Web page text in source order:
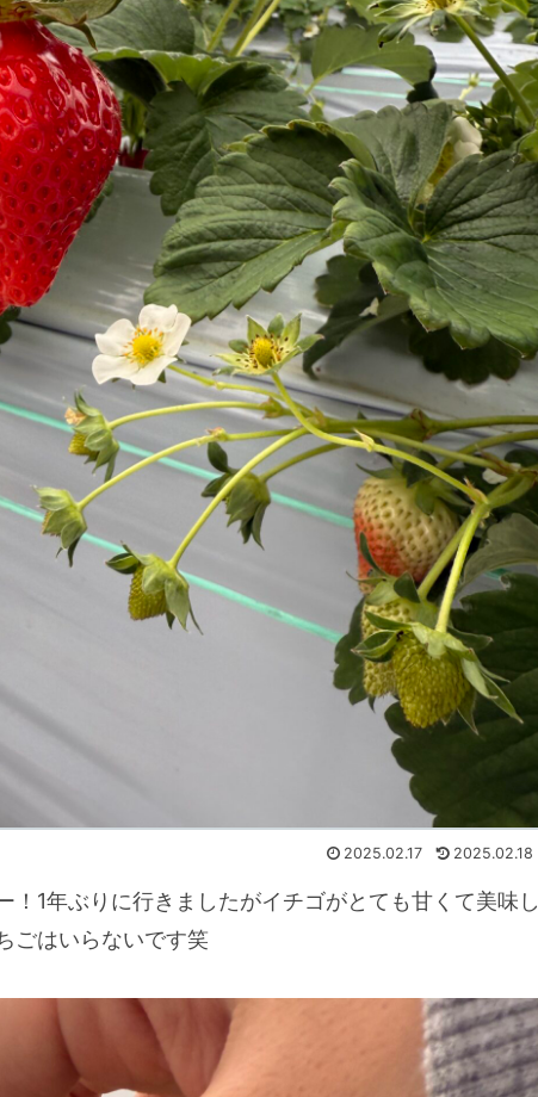
2025.02.17 2025.02.18
！1年ぶりに行きましたがイチゴがとても甘くて美味し
ごはいらないです笑